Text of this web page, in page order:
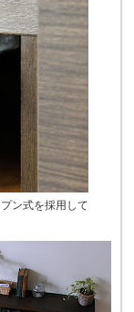
ン式を採用して